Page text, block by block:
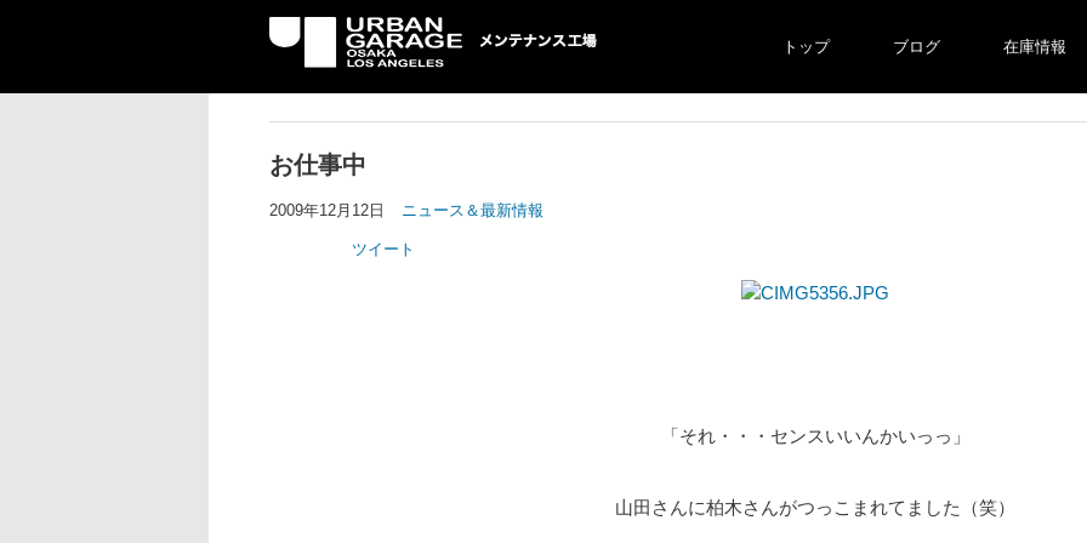
UG メンテナンス工場
トップ ブログ 在庫情報
お仕事中
2009年12月12日 ニュース＆最新情報
ツイート
「それ・・・センスいいんかいっっ」
山田さんに柏木さんがつっこまれてました（笑）